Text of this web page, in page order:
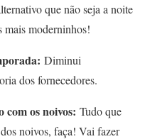
que não seja a noite
mais moderninhos!
Diminui
dos fornecedores.
com os noivos: Tudo que
noivos, faça! Vai fazer